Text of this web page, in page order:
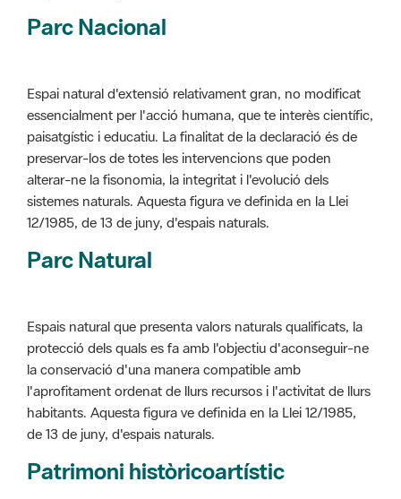
Espai natural d'extensió relativament gran, no modificat
preservar-los de totes les intervencions que poden
alterar-ne la fisonomia, la integritat i l'evolució dels
sistemes naturals. Aquesta figura ve definida en la Llei
12/1985, de 13 de juny, d'espais naturals.
Parc Natural
Espais natural que presenta valors naturals qualificats, la
l'aprofitament ordenat de llurs recursos i l'activitat de llurs
habitants. Aquesta figura ve definida en la Llei 12/1985,
de 13 de juny, d'espais naturals.
Patrimoni històricoartístic
Concepte utilitzat per classificar les edificacions del